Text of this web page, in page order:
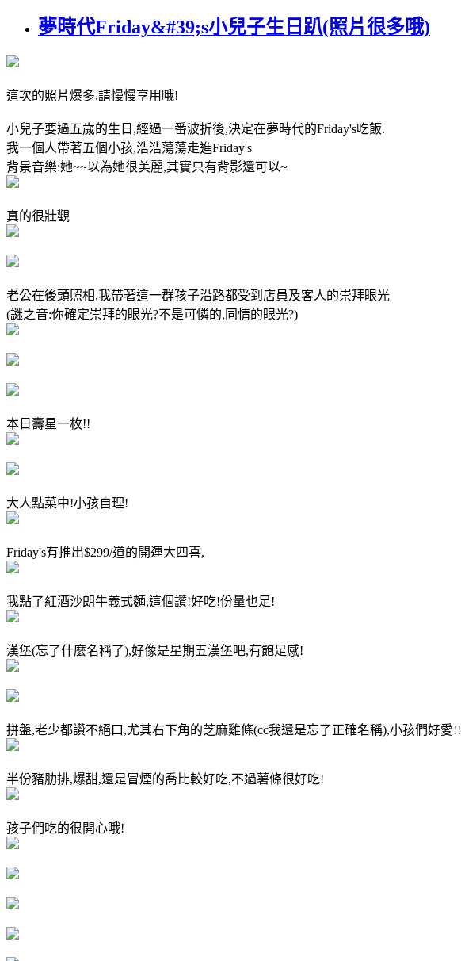
夢時代Friday&#39;s小兒子生日趴(照片很多哦)
這次的照片爆多,請慢慢享用哦!
小兒子要過五歲的生日,經過一番波折後,決定在夢時代的Friday's吃飯.
我一個人帶著五個小孩,浩浩蕩蕩走進Friday's
背景音樂:她~~以為她很美麗,其實只有背影還可以~
真的很壯觀
老公在後頭照相,我帶著這一群孩子沿路都受到店員及客人的崇拜眼光
(謎之音:你確定崇拜的眼光?不是可憐的,同情的眼光?)
本日壽星一枚!!
大人點菜中!小孩自理!
Friday's有推出$299/道的開運大四喜,
我點了紅酒沙朗牛義式麵,這個讚!好吃!份量也足!
漢堡(忘了什麼名稱了),好像是星期五漢堡吧,有飽足感!
拼盤,老少都讚不絕口,尤其右下角的芝麻雞條(cc我還是忘了正確名稱),小孩們好愛!!
半份豬肋排,爆甜,還是冒煙的喬比較好吃,不過薯條很好吃!
孩子們吃的很開心哦!